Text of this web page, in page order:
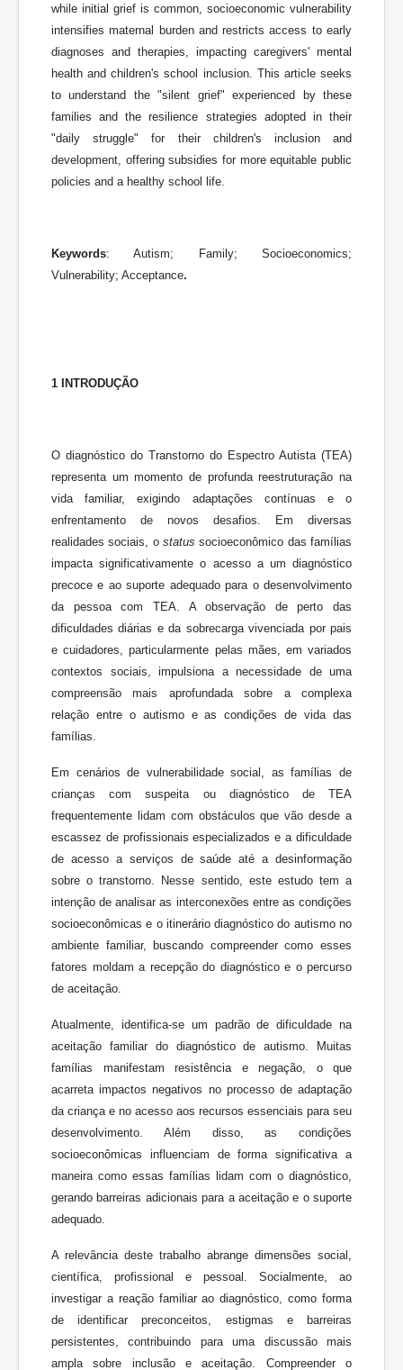
while initial grief is common, socioeconomic vulnerability
intensifies maternal burden and restricts access to early
diagnoses and therapies, impacting caregivers' mental
health and children's school inclusion. This article seeks
to understand the "silent grief" experienced by these
families and the resilience strategies adopted in their
"daily struggle" for their children's inclusion and
development, offering subsidies for more equitable public
policies and a healthy school life.
Keywords: Autism; Family; Socioeconomics;
Vulnerability; Acceptance.
1 INTRODUÇÃO
O diagnóstico do Transtorno do Espectro Autista (TEA)
representa um momento de profunda reestruturação na
vida familiar, exigindo adaptações contínuas e o
enfrentamento de novos desafios. Em diversas
realidades sociais, o status socioeconômico das famílias
impacta significativamente o acesso a um diagnóstico
precoce e ao suporte adequado para o desenvolvimento
da pessoa com TEA. A observação de perto das
dificuldades diárias e da sobrecarga vivenciada por pais
e cuidadores, particularmente pelas mães, em variados
contextos sociais, impulsiona a necessidade de uma
compreensão mais aprofundada sobre a complexa
relação entre o autismo e as condições de vida das
famílias.
Em cenários de vulnerabilidade social, as famílias de
crianças com suspeita ou diagnóstico de TEA
frequentemente lidam com obstáculos que vão desde a
escassez de profissionais especializados e a dificuldade
de acesso a serviços de saúde até a desinformação
sobre o transtorno. Nesse sentido, este estudo tem a
intenção de analisar as interconexões entre as condições
socioeconômicas e o itinerário diagnóstico do autismo no
ambiente familiar, buscando compreender como esses
fatores moldam a recepção do diagnóstico e o percurso
de aceitação.
Atualmente, identifica-se um padrão de dificuldade na
aceitação familiar do diagnóstico de autismo. Muitas
famílias manifestam resistência e negação, o que
acarreta impactos negativos no processo de adaptação
da criança e no acesso aos recursos essenciais para seu
desenvolvimento. Além disso, as condições
socioeconômicas influenciam de forma significativa a
maneira como essas famílias lidam com o diagnóstico,
gerando barreiras adicionais para a aceitação e o suporte
adequado.
A relevância deste trabalho abrange dimensões social,
científica, profissional e pessoal. Socialmente, ao
investigar a reação familiar ao diagnóstico, como forma
de identificar preconceitos, estigmas e barreiras
persistentes, contribuindo para uma discussão mais
ampla sobre inclusão e aceitação. Compreender o